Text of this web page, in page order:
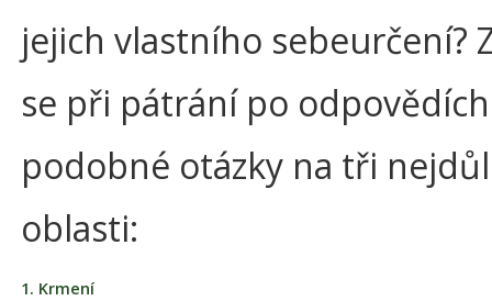
jejich vlastního sebeurčení?
se při pátrání po
podobné otázky na tři
oblasti:
1. Krmení